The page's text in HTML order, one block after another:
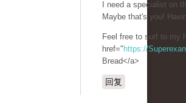
I need a specialist on
Maybe that's you!
Feel free to surf to my
href=" https://
Bread</a>
回复